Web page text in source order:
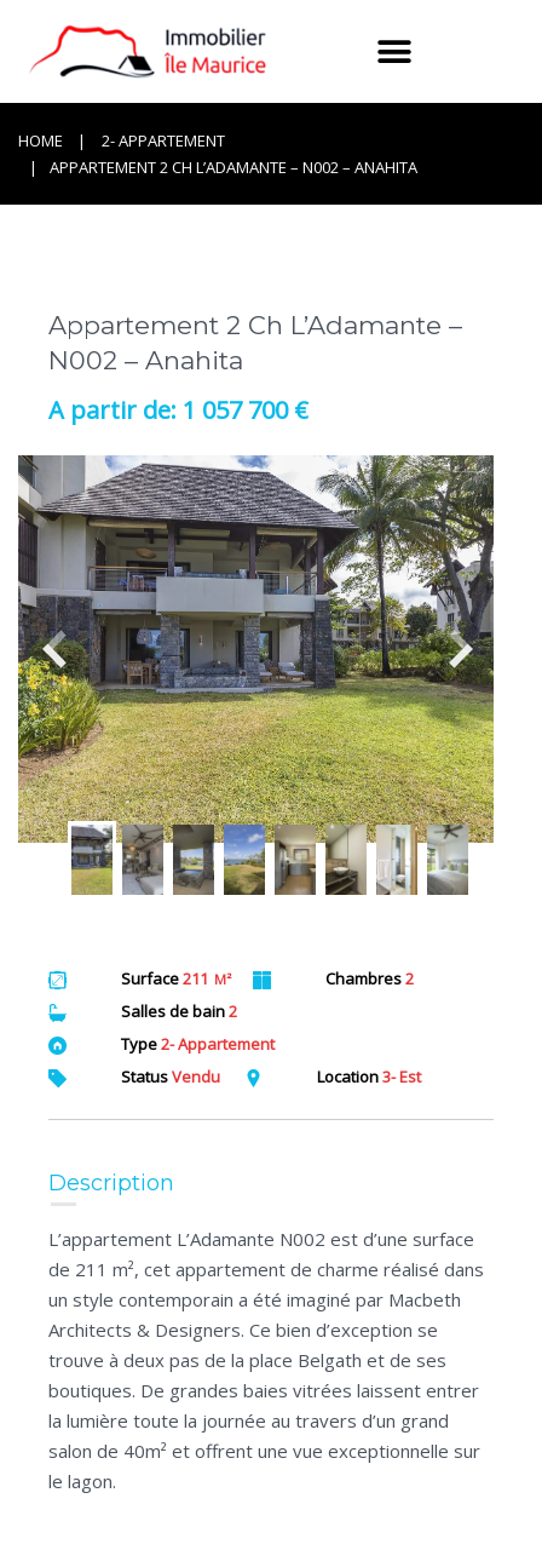
HOME
2- APPARTEMENT
APPARTEMENT 2 CH L’ADAMANTE – N002 – ANAHITA
Appartement 2 Ch L’Adamante –
N002 – Anahita
1 057 700 €
Surface211 M² Chambres2
Salles de bain2
Type2- Appartement
StatusVendu Location3- Est
Description
L’appartement L’Adamante N002 est d’une surface
de 211 m², cet appartement de charme réalisé dans
un style contemporain a été imaginé par Macbeth
Architects & Designers. Ce bien d’exception se
trouve à deux pas de la place Belgath et de ses
boutiques. De grandes baies vitrées laissent entrer
la lumière toute la journée au travers d’un grand
salon de 40m² et offrent une vue exceptionnelle sur
le lagon.